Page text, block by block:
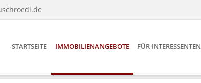
STARTSEITE IMMOBILIENANGEBOTE FÜR INTERESSENTEN